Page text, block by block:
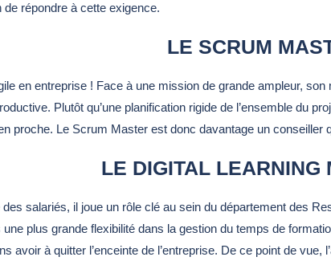
répondre à cette exigence.
LE SCRUM
en entreprise ! Face à une mission de grande ampleur,
Plutôt qu’une planification rigide de l’ensemble du
proche. Le Scrum Master est donc davantage un conseiller
LE DIGITAL LEARNING
salariés, il joue un rôle clé au sein du département des
plus grande flexibilité dans la gestion du temps de
avoir à quitter l’enceinte de l’entreprise. De ce point de vue,